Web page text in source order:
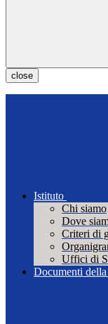
close
Istituto
Chi siamo
Dove
Criteri di
Uffici di
Documenti della